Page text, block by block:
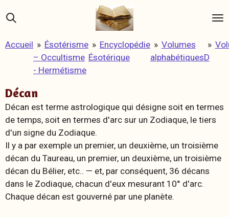
Passer
au
principal
Accueil » Ésotérisme
– Occultisme
- Hermétisme
» Encyclopédie
Ésotérique
» Volumes
alphabétiques
»
D
Décan
Décan est terme astrologique qui désigne soit en termes
de temps, soit en termes d'arc sur un Zodiaque, le tiers
d'un signe du Zodiaque.
Il y a par exemple un premier, un deuxième, un troisième
décan du Taureau, un premier, un deuxième, un troisième
décan du Bélier, etc.. — et, par conséquent, 36 décans
dans le Zodiaque, chacun d'eux mesurant 10° d'arc.
Chaque décan est gouverné par une planète.